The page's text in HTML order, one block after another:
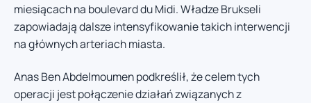
miesiącach na boulevard du Midi. Władze Brukseli
zapowiadają dalsze intensyfikowanie takich interwencji
na głównych arteriach miasta.
Anas Ben Abdelmoumen podkreślił, że celem tych
operacji jest połączenie działań związanych z